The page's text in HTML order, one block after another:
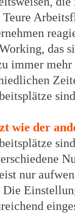
das
immer
wie der
nur